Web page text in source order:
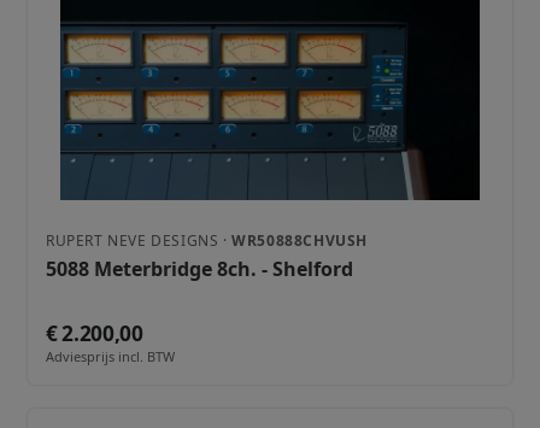
RUPERT NEVE DESIGNS ·WR50888CHVUSH
5088 Meterbridge 8ch. - Shelford
€ 2.200,00
Adviesprijs incl. BTW